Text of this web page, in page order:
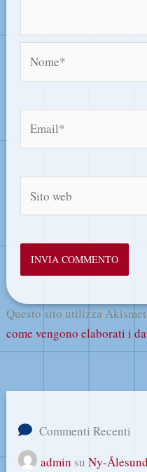
web
Questo sito utilizza
come vengono elaborati i
Commenti Recenti
admin suNy-